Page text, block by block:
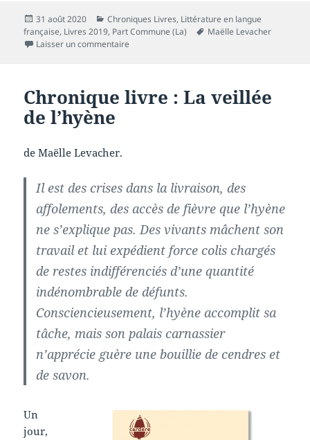
Publié
le
31 août 2020 Catégories
Chroniques Livres, Littérature en langue
française, Livres 2019, Part Commune (La)
Mots-
Maëlle Levacher
Laisser un commentaire
Chronique livre : La veillée
de l’hyène
de Maëlle Levacher.
Il est des crises dans la livraison, des
affolements, des accès de fièvre que l’hyène
ne s’explique pas. Des vivants mâchent son
travail et lui expédient force colis chargés
de restes indifférenciés d’une quantité
indénombrable de défunts.
Consciencieusement, l’hyène accomplit sa
tâche, mais son palais carnassier
n’apprécie guère une bouillie de cendres et
de savon.
Un
jour,